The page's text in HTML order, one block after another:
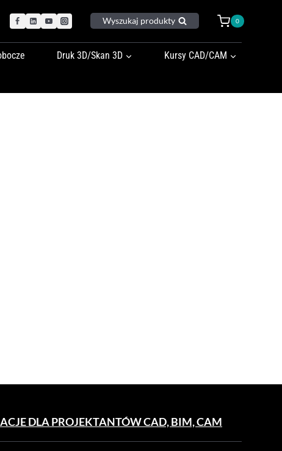
Wyszukaj produkty 0
Druk 3D/Skan 3D Kursy CAD/CAM
DLA PROJEKTANTÓW CAD, BIM, CAM